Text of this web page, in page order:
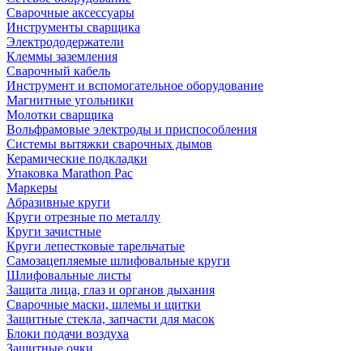
Сварочные аксессуары
Инструменты сварщика
Электрододержатели
Клеммы заземления
Сварочный кабель
Инструмент и вспомогательное оборудование
Магнитные угольники
Молотки сварщика
Вольфрамовые электроды и приспособления
Системы вытяжки сварочных дымов
Керамические подкладки
Упаковка Marathon Pac
Маркеры
Абразивные круги
Круги отрезные по металлу
Круги зачистные
Круги лепестковые тарельчатые
Самозацепляемые шлифовальные круги
Шлифовальные листы
Защита лица, глаз и органов дыхания
Сварочные маски, шлемы и щитки
Защитные стекла, запчасти для масок
Блоки подачи воздуха
Защитные очки